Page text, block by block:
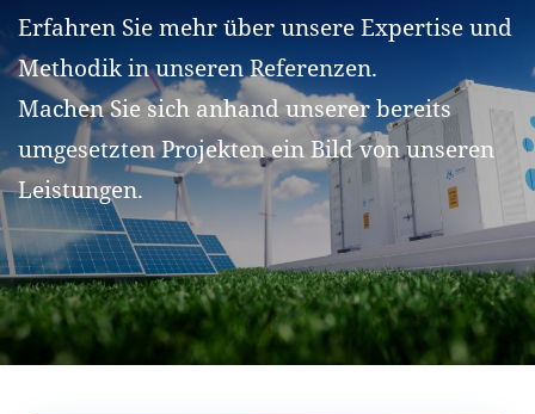
Erfahren Sie mehr über unsere Expertise und
Methodik in unseren Referenzen.
Machen Sie sich anhand unserer bereits
umgesetzten Projekten ein Bild von unseren
Leistungen.